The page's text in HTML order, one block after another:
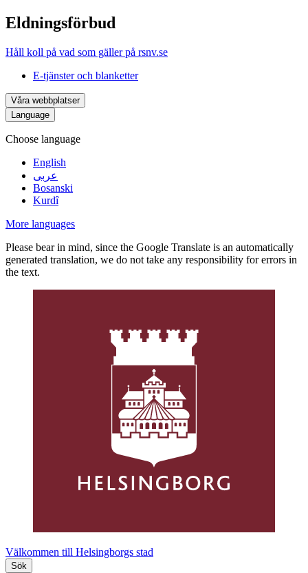
Eldningsförbud
Håll koll på vad som gäller på rsnv.se
E-tjänster och blanketter
Våra webbplatser
Language
Choose language
English
عربى
Bosanski
Kurdî
More languages
Please bear in mind, since the Google Translate is an automatically
generated translation, we do not take any responsibility for errors in
the text.
Välkommen till Helsingborgs stad
Sök